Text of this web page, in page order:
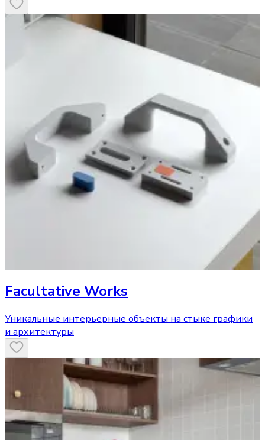
Facultative Works
Уникальные интерьерные объекты на стыке графики
и архитектуры